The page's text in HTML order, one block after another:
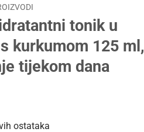
tonik u
kurkumom 125 ml,
tijekom dana
ostataka